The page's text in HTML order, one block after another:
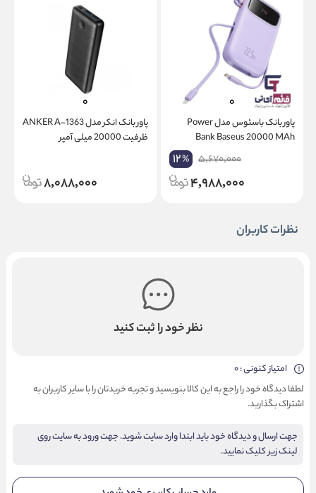
پاور بانک باسئوس مدل Power
Bank Baseus 20000 MAh
22.5W p10055002513
5,670,000
12 %
4,988,000
پاور بانک انکر مدل ANKER A-1363
ظرفیت 20000 میلی آمپر
8,088,000
نظرات کاربران
نظر خود را ثبت کنید
امتیاز کنونی : 0
لطفا دیدگاه خود را راجع به این کالا بنویسید و تجربه خریدتان را با سایر کاربران به
اشتراک بگذارید.
جهت ارسال و دیدگاه خود باید ابتدا وارد سایت شوید. جهت ورود به سایت روی
لینک زیر کلیک نمایید.